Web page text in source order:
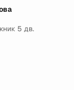
5 дв.